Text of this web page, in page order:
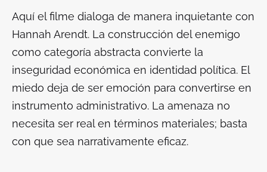
Aquí el filme dialoga de manera inquietante con
Hannah Arendt. La construcción del enemigo
como categoría abstracta convierte la
inseguridad económica en identidad política. El
miedo deja de ser emoción para convertirse en
instrumento administrativo. La amenaza no
necesita ser real en términos materiales; basta
con que sea narrativamente eficaz.